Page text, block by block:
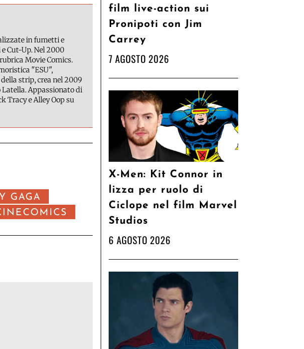
in fumetti e
Cut-Up. Nel 2000
Movie Comics.
"ESU",
strip, crea nel 2009
Appassionato di
Tracy e Alley Oop su
GAGA
film live-action sui
Pronipoti con Jim
Carrey
7 AGOSTO 2026
X-Men: Kit Connor in
lizza per ruolo di
Ciclope nel film Marvel
Studios
6 AGOSTO 2026